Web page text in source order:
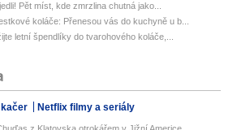
Pět míst, kde zmrzlina chutná jako...
koláče: Přenesou vás do kuchyně u b...
letní špendlíky do tvarohového koláče,...
Netflix filmy a seriály